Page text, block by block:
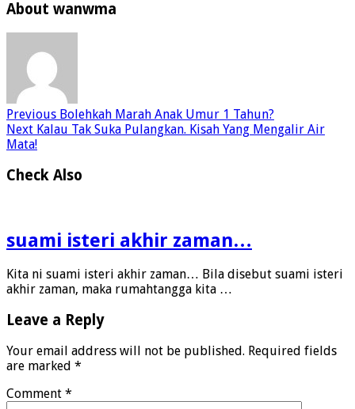
About wanwma
Previous Bolehkah Marah Anak Umur 1 Tahun?
Next Kalau Tak Suka Pulangkan. Kisah Yang Mengalir Air
Mata!
Check Also
suami isteri akhir zaman…
Kita ni suami isteri akhir zaman… Bila disebut suami isteri
akhir zaman, maka rumahtangga kita …
Leave a Reply
Your email address will not be published. Required fields
are marked *
Comment *